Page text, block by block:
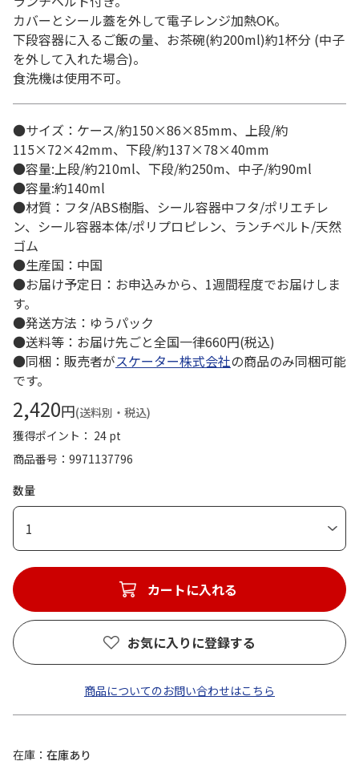
カバーとシール蓋を外して電子レンジ加熱OK。
下段容器に入るご飯の量、お茶碗(約200ml)約1杯分 (中子
を外して入れた場合)。
食洗機は使用不可。
●サイズ：ケース/約150×86×85mm、上段/約
115×72×42mm、下段/約137×78×40mm
●容量:上段/約210ml、下段/約250m、中子/約90ml
●容量:約140ml
●材質：フタ/ABS樹脂、シール容器中フタ/ポリエチレ
ン、シール容器本体/ポリプロピレン、ランチベルト/天然
ゴム
●生産国：中国
●お届け予定日：お申込みから、1週間程度でお届けしま
す。
●発送方法：ゆうパック
●送料等：お届け先ごと全国一律660円(税込)
●同梱：販売者がスケーター株式会社の商品のみ同梱可能
です。
2,420円(送料別・税込)
獲得ポイント： 24 pt
商品番号
9971137796
数量
1
カートに入れる
お気に入りに登録する
商品についてのお問い合わせはこちら
在庫 在庫あり